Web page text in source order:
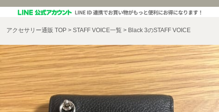
アクセサリー通販 TOP STAFF VOICE一覧 Black 3のSTAFF VOICE